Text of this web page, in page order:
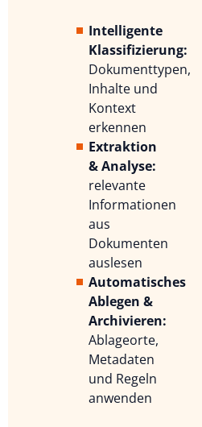
Intelligente
Klassifizierung:
Dokumenttypen,
Inhalte und
Kontext
erkennen
Extraktion
& Analyse:
relevante
Informationen
aus
Dokumenten
auslesen
Automatisches
Ablegen &
Archivieren:
Ablageorte,
Metadaten
und Regeln
anwenden